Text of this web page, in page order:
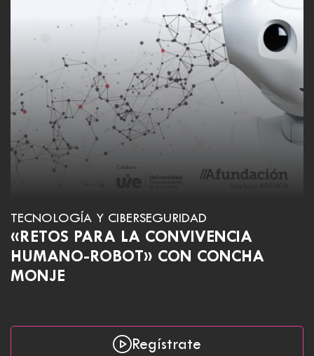
TECNOLOGÍA Y CIBERSEGURIDAD
«RETOS PARA LA CONVIVENCIA
HUMANO-ROBOT» CON CONCHA
MONJE
Regístrate